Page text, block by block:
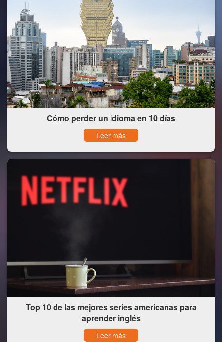
Cómo perder un idioma en 10 días
Leer más
Top 10 de las mejores series americanas para
aprender inglés
Leer más